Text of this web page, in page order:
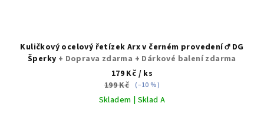
Kuličkový ocelový řetízek Arx v černém provedení ♂️ DG
Šperky + Doprava zdarma + Dárkové balení zdarma
179 Kč / ks
199 Kč (–10 %)
Skladem | Sklad A